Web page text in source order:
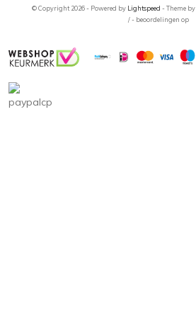
© Copyright 2026 - Powered by Lightspeed - Theme by
/- beoordelingen op